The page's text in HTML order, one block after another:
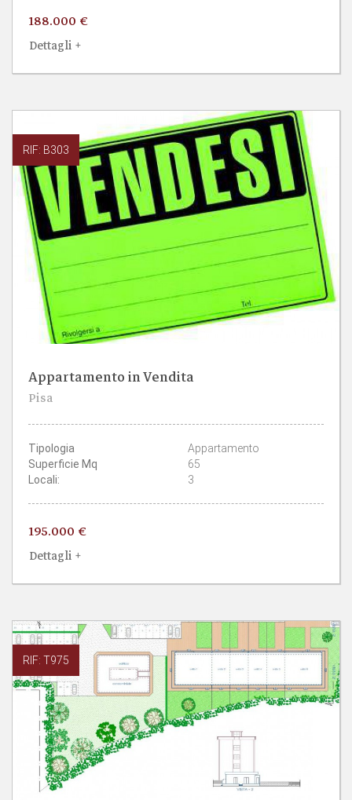
188.000 €
Dettagli +
RIF: B303
Appartamento in Vendita
Pisa
Tipologia
Appartamento
Superficie Mq
65
Locali:
3
195.000 €
Dettagli +
RIF: T975